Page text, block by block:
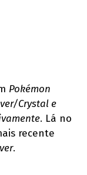
Pokémon
Crystal e
. Lá no
recente
.